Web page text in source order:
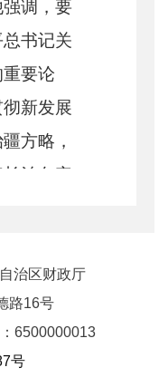
调，要
书记关
要论
新发展
方略，
治久安
大战略定
安全，扎
体系和
治区财政厅
路16号
6500000013
号